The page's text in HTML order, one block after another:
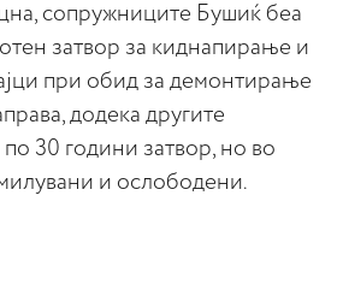
сопружниците Бушиќ беа
затвор за киднапирање и
при обид за демонтирање
додека другите
30 години затвор, но во
и ослободени.